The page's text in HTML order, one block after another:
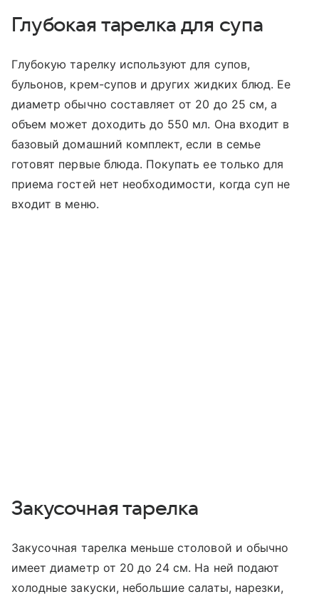
Глубокая тарелка для супа
Глубокую тарелку используют для супов,
бульонов, крем-супов и других жидких блюд. Ее
диаметр обычно составляет от 20 до 25 см, а
объем может доходить до 550 мл. Она входит в
базовый домашний комплект, если в семье
готовят первые блюда. Покупать ее только для
приема гостей нет необходимости, когда суп не
входит в меню.
Закусочная тарелка
Закусочная тарелка меньше столовой и обычно
имеет диаметр от 20 до 24 см. На ней подают
холодные закуски, небольшие салаты, нарезки,